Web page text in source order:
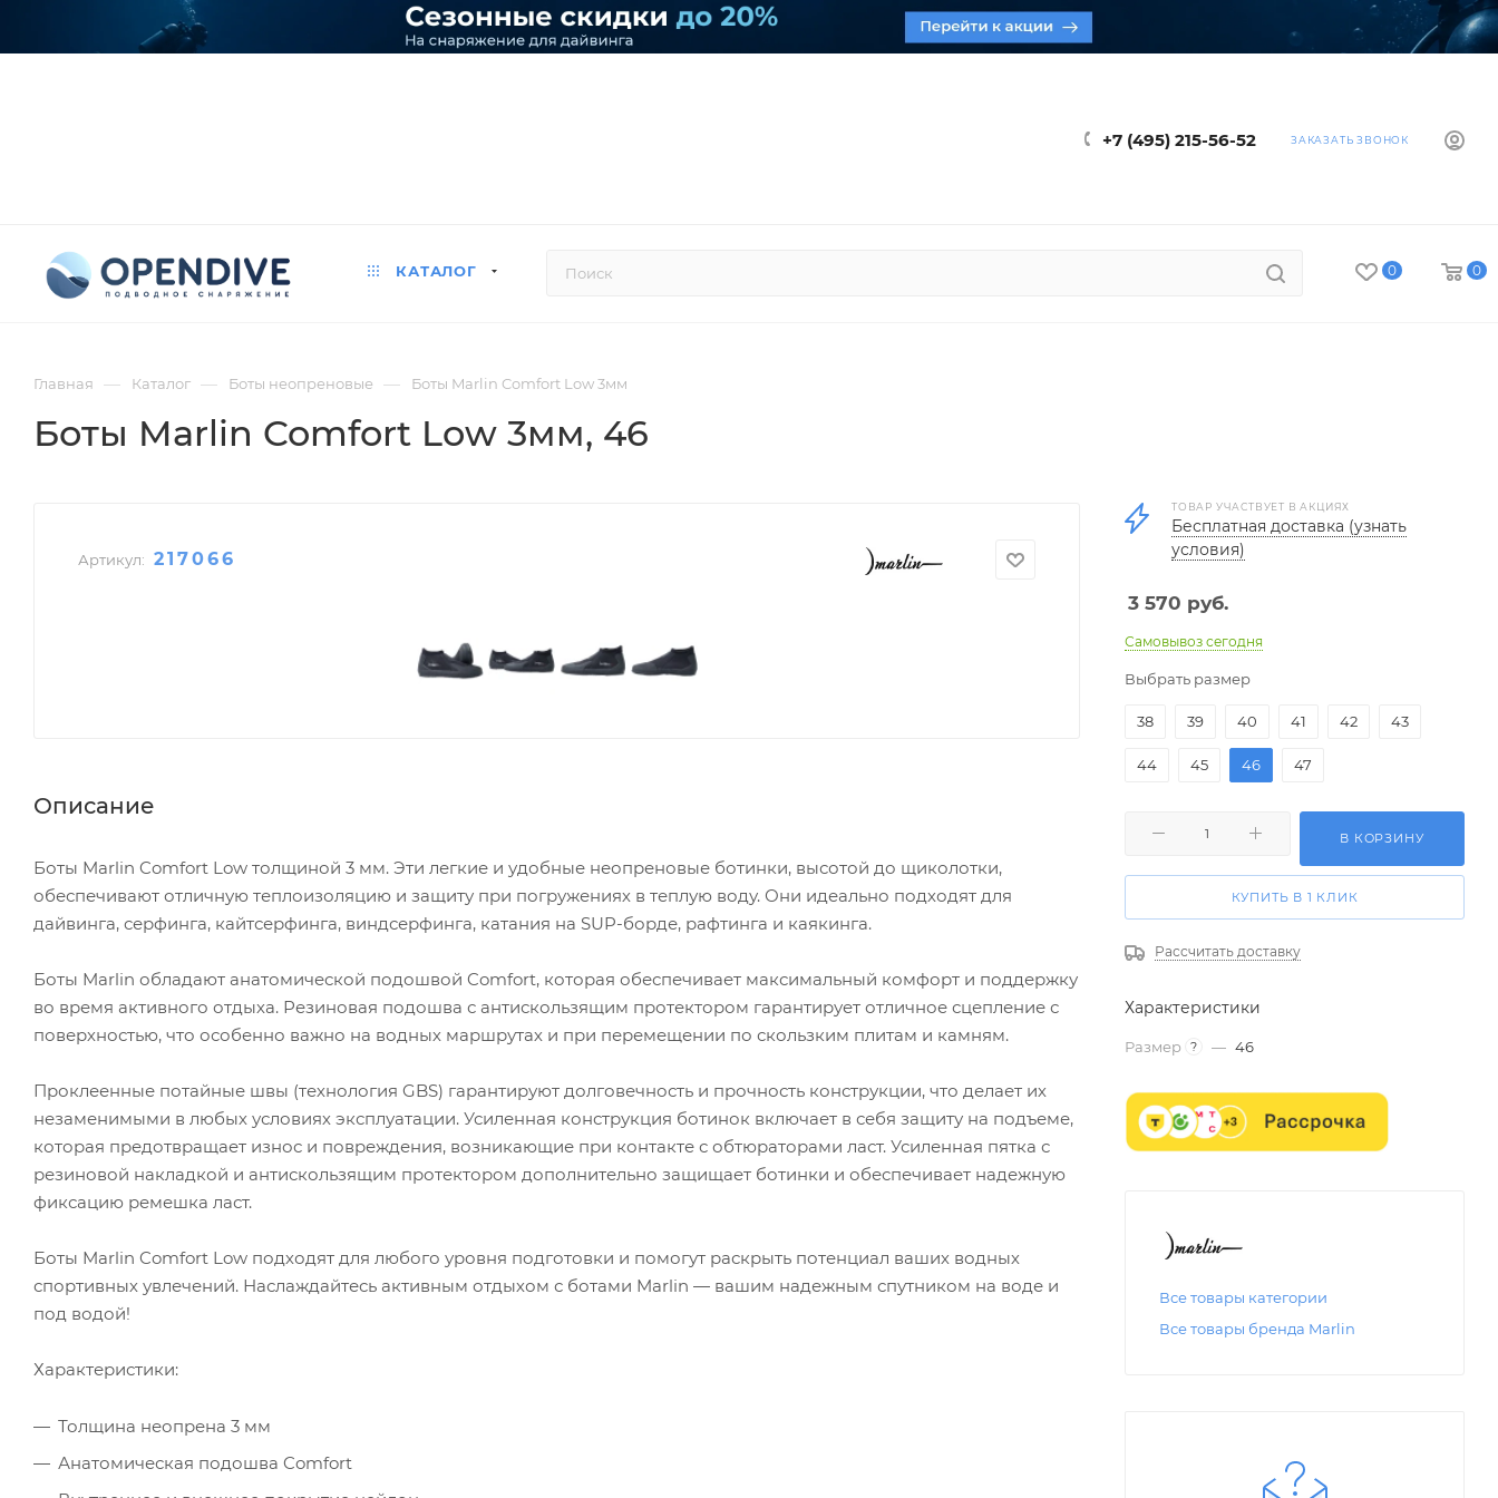
+7 (495) 215-56-52 ЗАКАЗАТЬ ЗВОНОК
КАТАЛОГ 0 0
Главная — Каталог — Боты неопреновые — Боты Marlin Comfort Low 3мм
Боты Marlin Comfort Low 3мм, 46
Артикул: 217066
Описание
Боты Marlin Comfort Low толщиной 3 мм. Эти легкие и удобные неопреновые ботинки, высотой до щиколотки,
обеспечивают отличную теплоизоляцию и защиту при погружениях в теплую воду. Они идеально подходят для
дайвинга, серфинга, кайтсерфинга, виндсерфинга, катания на SUP-борде, рафтинга и каякинга.
Боты Marlin обладают анатомической подошвой Comfort, которая обеспечивает максимальный комфорт и поддержку
во время активного отдыха. Резиновая подошва с антискользящим протектором гарантирует отличное сцепление с
поверхностью, что особенно важно на водных маршрутах и при перемещении по скользким плитам и камням.
Проклеенные потайные швы (технология GBS) гарантируют долговечность и прочность конструкции, что делает их
незаменимыми в любых условиях эксплуатации. Усиленная конструкция ботинок включает в себя защиту на подъеме,
которая предотвращает износ и повреждения, возникающие при контакте с обтюраторами ласт. Усиленная пятка с
резиновой накладкой и антискользящим протектором дополнительно защищает ботинки и обеспечивает надежную
фиксацию ремешка ласт.
Боты Marlin Comfort Low подходят для любого уровня подготовки и помогут раскрыть потенциал ваших водных
спортивных увлечений. Наслаждайтесь активным отдыхом с ботами Marlin — вашим надежным спутником на воде и
под водой!
Характеристики:
Толщина неопрена 3 мм
Анатомическая подошва Comfort
ТОВАР УЧАСТВУЕТ В АКЦИЯХ
Бесплатная доставка (узнать
условия)
3 570 руб.
Самовывоз сегодня
Выбрать размер
38 39 40 41 42 43
44 45 46 47
В КОРЗИНУ
КУПИТЬ В 1 КЛИК
Рассчитать доставку
Характеристики
Размер ? — 46
Все товары категории
Все товары бренда Marlin